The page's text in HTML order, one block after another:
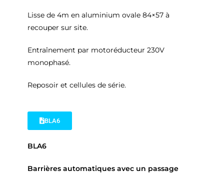
Lisse de 4m en aluminium ovale 84×57 à
recouper sur site.
Entraînement par motoréducteur 230V
monophasé.
Reposoir et cellules de série.
BLA6
BLA6
Barrières automatiques avec un passage